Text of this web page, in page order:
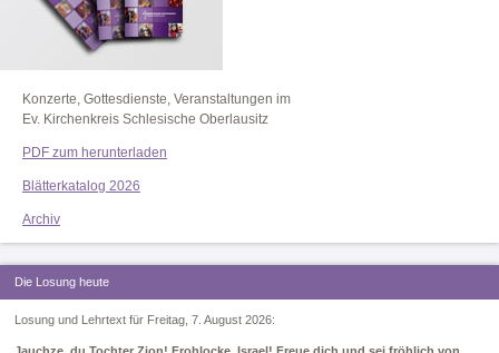
Konzerte, Gottesdienste, Veranstaltungen im
Ev. Kirchenkreis Schlesische Oberlausitz
PDF zum herunterladen
Blätterkatalog 2026
Archiv
Die Losung heute
Losung und Lehrtext für Freitag, 7. August 2026: